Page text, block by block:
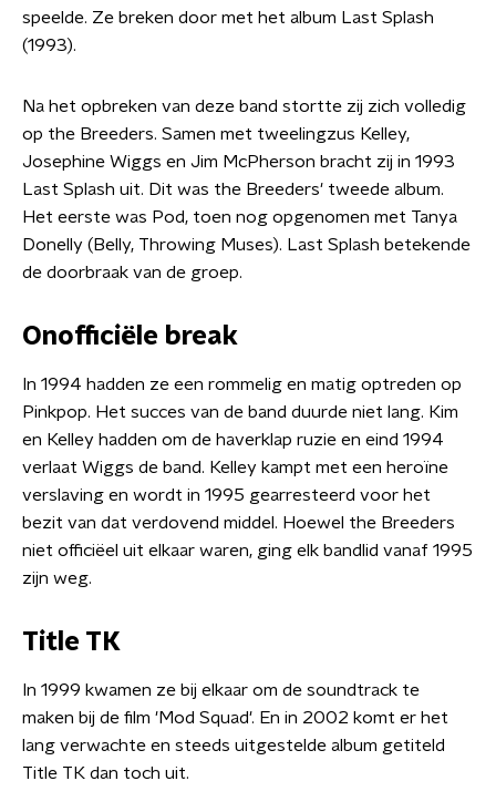
speelde. Ze breken door met het album Last Splash
(1993).
Na het opbreken van deze band stortte zij zich volledig
op the Breeders. Samen met tweelingzus Kelley,
Josephine Wiggs en Jim McPherson bracht zij in 1993
Last Splash uit. Dit was the Breeders' tweede album.
Het eerste was Pod, toen nog opgenomen met Tanya
Donelly (Belly, Throwing Muses). Last Splash betekende
de doorbraak van de groep.
Onofficiële break
In 1994 hadden ze een rommelig en matig optreden op
Pinkpop. Het succes van de band duurde niet lang. Kim
en Kelley hadden om de haverklap ruzie en eind 1994
verlaat Wiggs de band. Kelley kampt met een heroïne
verslaving en wordt in 1995 gearresteerd voor het
bezit van dat verdovend middel. Hoewel the Breeders
niet officiëel uit elkaar waren, ging elk bandlid vanaf 1995
zijn weg.
Title TK
In 1999 kwamen ze bij elkaar om de soundtrack te
maken bij de film 'Mod Squad'. En in 2002 komt er het
lang verwachte en steeds uitgestelde album getiteld
Title TK dan toch uit.